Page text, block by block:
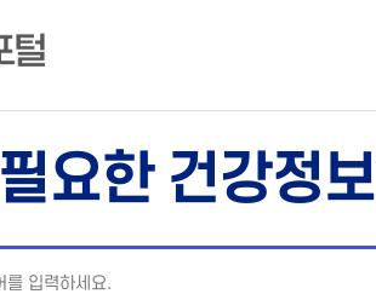
필요한 건강정보